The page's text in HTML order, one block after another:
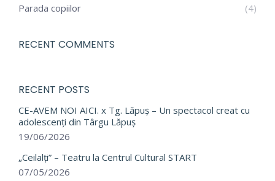
Parada copiilor
(4)
RECENT COMMENTS
RECENT POSTS
CE-AVEM NOI AICI. x Tg. Lăpuș – Un spectacol creat cu
adolescenți din Târgu Lăpuș
19/06/2026
„Ceilalți” – Teatru la Centrul Cultural START
07/05/2026